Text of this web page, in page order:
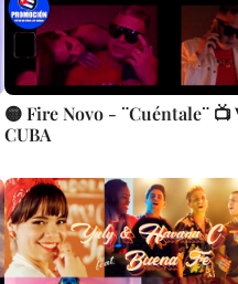
🟡 Fire Novo - ¨Cuéntale¨
CUBA